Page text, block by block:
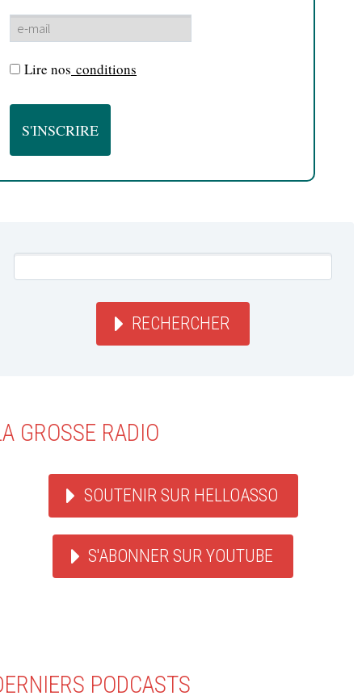
Lire nos conditions
RECHERCHER
GROSSE RADIO
SOUTENIR SUR HELLOASSO
S'ABONNER SUR YOUTUBE
PODCASTS